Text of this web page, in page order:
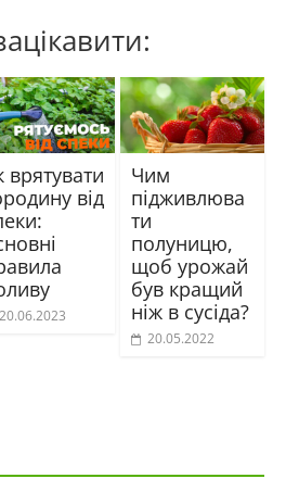
врятувати
від
20.06.2023
Чим
підживлюва
ти
полуницю,
щоб урожай
був кращий
ніж в сусіда?
20.05.2022